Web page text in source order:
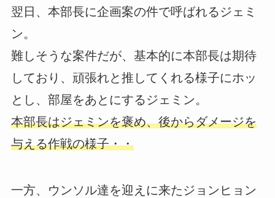
翌日、本部長に企画案の件で呼ばれるジェミ
ン。
難しそうな案件だが、基本的に本部長は期待
しており、頑張れと推してくれる様子にホッ
とし、部屋をあとにするジェミン。
本部長はジェミンを褒め、後からダメージを
与える作戦の様子・・
一方、ウンソル達を迎えに来たジョンヒョン